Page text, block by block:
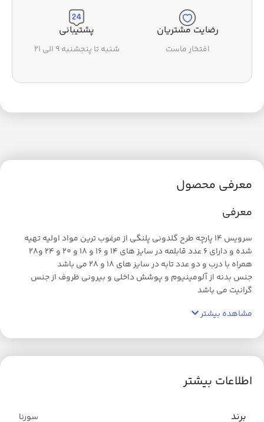
رضایت مشتریان
افتخار ماست
پشتیبانی
شنبه تا پنجشنبه ۹ الی ۲۱
معرفی محصول
معرفی
سرویس ۱۴ پارچه طرح گلدونی پلنگی از مرغوب ترین مواد اولیه تهیه
شده و دارای ۶ عدد قابلمه در سایز های ۱۴ و ۱۶ و ۱۸ و ۲۰ و ۲۴ و۲۸
همراه با درب و دو عدد تابه در سایز های ۱۸ و ۲۸ می باشد
جنس بدنه از آلومینیوم و پوشش داخلی و بیرونی ظروف از جنس
گرانیت می باشد
مشاهده بیشتر
اطلاعات بیشتر
برند سورنا